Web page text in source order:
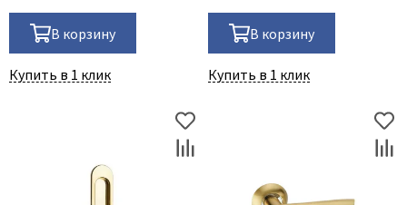
В корзину
Купить в 1 клик
В корзину
Купить в 1 клик